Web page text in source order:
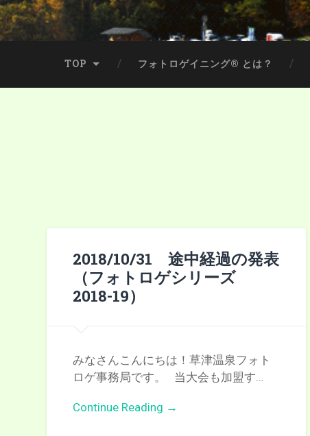
TOP フォトロゲイニング® とは？
2018/10/31 途中経過の発表
（フォトロゲシリーズ
2018-19）
みなさんこんにちは！草津温泉フォト
ロゲ事務局です。 当大会も加盟す…
Continue Reading →